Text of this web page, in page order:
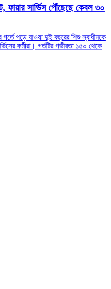
ফায়ার সার্ভিস পৌঁছেছে কেবল ৩০
পড়ে যাওয়া দুই বছরের শিশু স্বাধীনকে
কর্মীরা। গর্তটির গভীরতা ১৫০ থেকে